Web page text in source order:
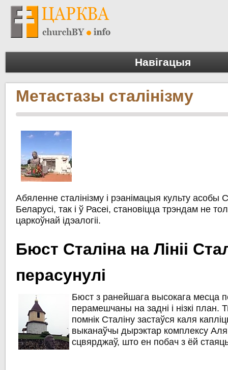
Навігацыя
Метастазы сталінізму
Абяленне сталінізму і рэанімацыя культу асобы
Беларусі, так і ў Расеі, становіцца трэндам не
царкоўнай ідэалогіі.
Бюст Сталіна на Лініі
перасунулі
Бюст з ранейшага высокага месца
перамешчаны на задні і нізкі
помнік Сталіну застаўся каля
выканаўчы дырэктар комплексу
сцвярджаў, што ен побач з ёй